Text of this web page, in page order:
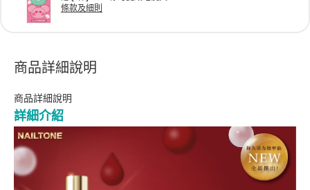
條款及細則
商品詳細說明
商品詳細說明
詳細介紹